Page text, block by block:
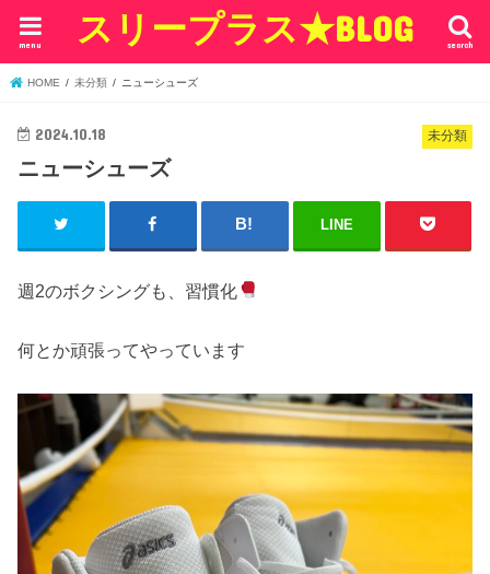
スリープラス★BLOG search
menu
HOME 未分類 ニューシューズ
未分類
2024.10.18
ニューシューズ
LINE
週2のボクシングも、習慣化
何とか頑張ってやっています